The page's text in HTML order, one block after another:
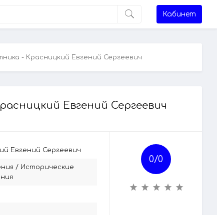
Кабинет
- Красницкий Евгений Сергеевич
Евгений Сергеевич
Евгений Сергеевич
/ Исторические
0/0